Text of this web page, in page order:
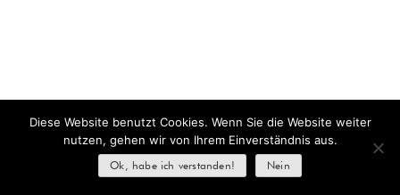
Diese Website benutzt Cookies. Wenn Sie die Website weiter
nutzen, gehen wir von Ihrem Einverständnis aus.
Ok, habe ich verstanden! Nein